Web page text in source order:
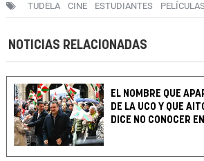
TUDELA CINE ESTUDIANTES PELÍCULAS
NOTICIAS RELACIONADAS
EL NOMBRE QUE
DE LA UCO Y QUE
DICE NO CONOCER